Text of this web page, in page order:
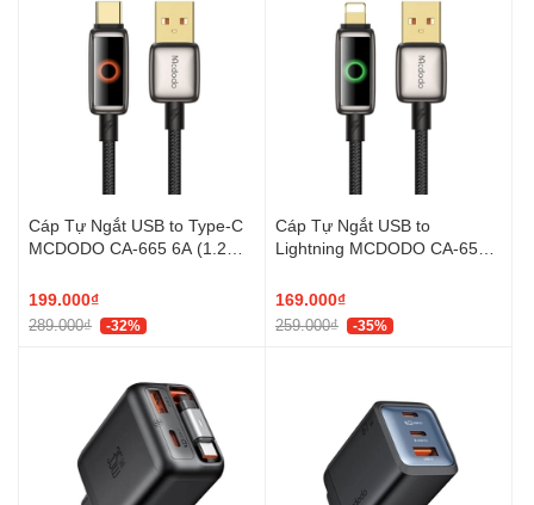
Cáp Tự Ngắt USB to Type-C
MCDODO CA-665 6A (1.2m,
Breathing Light, 480Mbps)
199.000₫
289.000₫ -32%
Cáp Tự Ngắt USB to
Lightning MCDODO CA-659
with Breathing Light,
480Mbps)
169.000₫
259.000₫ -35%